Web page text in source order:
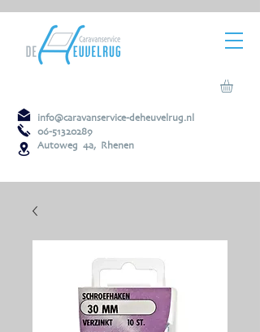
info@caravanservice-deheuvelrug.nl
06-51320289
Autoweg 4a, Rhenen